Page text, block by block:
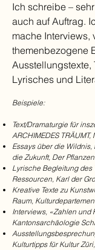
Ich schreibe –
auch auf Auftrag.
mache Interviews,
themenbezogene
Ausstellungstexte,
Lyrisches und
Beispiele:
Text/Dramaturgie für
ARCHIMEDES
Essays über die
die Zukunft, Der
Lyrische Begleitung
Ressourcen, Karl der
Kreative Texte zu
Raum,
Interviews, «Zahlen und
Kantonsarchäologie
Kulturtipps für Kultur